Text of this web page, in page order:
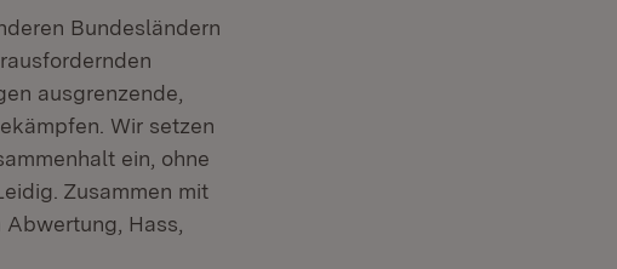
Bundesländern
ausgrenzende,
Wir setzen
ein, ohne
Zusammen mit
Hass,